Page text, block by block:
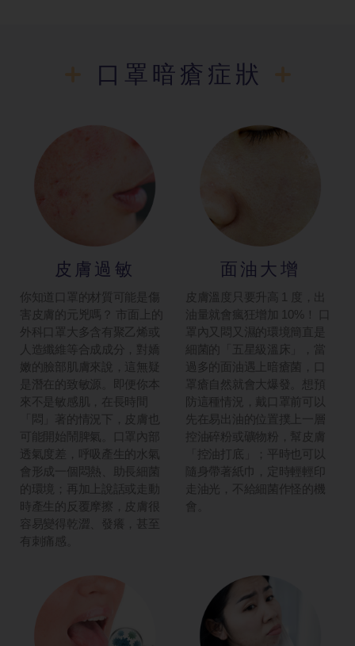
口罩暗瘡症狀
皮膚過敏
你知道口罩的材質可能是傷
害皮膚的元兇嗎？ 市面上的
外科口罩大多含有聚乙烯或
人造纖維等合成成分，對嬌
嫩的臉部肌膚來說，這無疑
是潛在的致敏源。即便你本
來不是敏感肌，在長時間
「悶」著的情況下，皮膚也
可能開始鬧脾氣。口罩內部
透氣度差，呼吸產生的水氣
會形成一個悶熱、助長細菌
的環境；再加上說話或走動
時產生的反覆摩擦，皮膚很
容易變得乾澀、發癢，甚至
有刺痛感。
面油大增
皮膚溫度只要升高 1 度，出
油量就會瘋狂增加 10%！ 口
罩內又悶又濕的環境簡直是
細菌的「五星級溫床」，當
過多的面油遇上暗瘡菌，口
罩瘡自然就會大爆發。想預
防這種情況，戴口罩前可以
先在易出油的位置撲上一層
控油碎粉或礦物粉，幫皮膚
「控油打底」；平時也可以
隨身帶著紙巾，定時輕輕印
走油光，不給細菌作怪的機
會。